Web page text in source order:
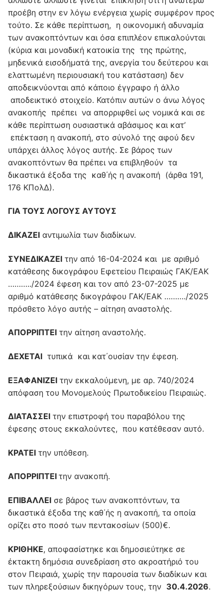
προέβη στην εν λόγω ενέργεια χωρίς συμφέρον προς
τούτο. Σε κάθε περίπτωση, η οικονομική αδυναμία
των ανακοπτόντων και όσα επιπλέον επικαλούνται
(κύρια και μοναδική κατοικία της της πρώτης,
μηδενικά εισοδήματά της, ανεργία του δεύτερου και
ελαττωμένη περιουσιακή του κατάσταση) δεν
αποδεικνύονται από κάποιο έγγραφο ή άλλο
αποδεικτικό στοιχείο. Κατόπιν αυτών ο άνω λόγος
ανακοπής πρέπει να απορριφθεί ως νομικά και σε
κάθε περίπτωση ουσιαστικά αβάσιμος και κατ’
επέκταση η ανακοπή, στο σύνολό της αφού δεν
υπάρχει άλλος λόγος αυτής. Σε βάρος των
ανακοπτόντων θα πρέπει να επιβληθούν τα
δικαστικά έξοδα της καθ΄ής η ανακοπή (άρθα 191,
176 ΚΠολΔ).
ΓΙΑ ΤΟΥΣ ΛΟΓΟΥΣ ΑΥΤΟΥΣ
ΔΙΚΑΖΕΙ αντιμωλία των διαδίκων.
ΣΥΝΕΔΙΚΑΖΕΙ την από 16-04-2024 και με αριθμό
κατάθεσης δικογράφου Εφετείου Πειραιώς ΓΑΚ/ΕΑΚ
………../2024 έφεση και τον από 23-07-2025 με
αριθμό κατάθεσης δικογράφου ΓΑΚ/ΕΑΚ ………./2025
πρόσθετο λόγο αυτής – αίτηση αναστολής.
ΑΠΟΡΡΙΠΤΕΙ την αίτηση αναστολής.
ΔΕΧΕΤΑΙ τυπικά και κατ΄ουσίαν την έφεση.
ΕΞΑΦΑΝΙΖΕΙ την εκκαλούμενη, με αρ. 740/2024
απόφαση του Μονομελούς Πρωτοδικείου Πειραιώς.
ΔΙΑΤΑΣΣΕΙ την επιστροφή του παραβόλου της
έφεσης στους εκκαλούντες, που κατέθεσαν αυτό.
ΚΡΑΤΕΙ την υπόθεση.
ΑΠΟΡΡΙΠΤΕΙ την ανακοπή.
ΕΠΙΒΑΛΛΕΙ σε βάρος των ανακοπτόντων, τα
δικαστικά έξοδα της καθ΄ής η ανακοπή, τα οποία
ορίζει στο ποσό των πεντακοσίων (500)€.
ΚΡΙΘΗΚΕ, αποφασίστηκε και δημοσιεύτηκε σε
έκτακτη δημόσια συνεδρίαση στο ακροατήριό του
στον Πειραιά, χωρίς την παρουσία των διαδίκων και
των πληρεξούσιων δικηγόρων τους, την 30.4.2026.